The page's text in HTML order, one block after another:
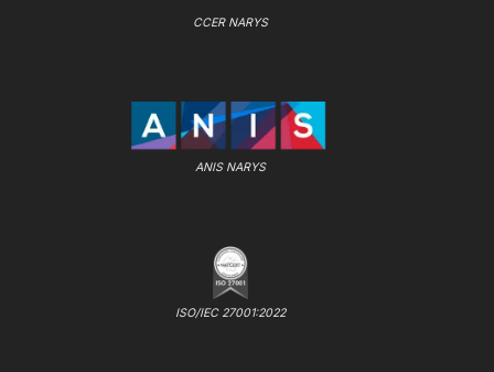
CCER NARYS
ANIS NARYS
ISO/IEC 27001:2022